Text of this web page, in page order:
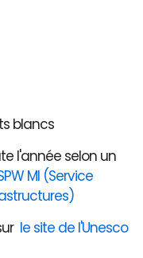
blancs
l'année selon un
MI (Service
le site de l'Unesco